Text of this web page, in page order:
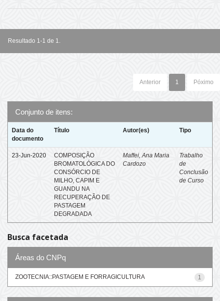
Resultado 1-1 de 1.
Anterior 1 Póximo
Conjunto de itens:
Data do
documento
Título Autor(es) Tipo
23-Jun-2020
COMPOSIÇÃO
BROMATOLÓGICA DO
CONSÓRCIO DE
MILHO, CAPIM E
GUANDU NA
RECUPERAÇÃO DE
PASTAGEM
DEGRADADA
Maffei, Ana Maria
Cardozo
Trabalho
de
Conclusão
de Curso
Busca facetada
Áreas do CNPq
1
ZOOTECNIA::PASTAGEM E FORRAGICULTURA